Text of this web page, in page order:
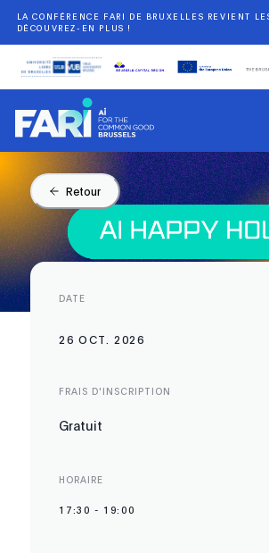
LA CONFÉRENCE FARI DE BRUXELLES REVIENT
DÉCOUVREZ-EN PLUS !
Retour
DATE
26 OCT. 2026
FRAIS D'INSCRIPTION
Gratuit
HORAIRE
17:30 - 19:00